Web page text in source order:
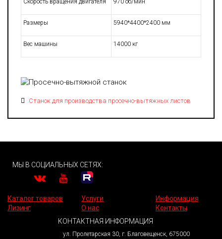
Размеры 5940*4400*2400 мм
Вес машины 14000 кг
Станок для производства просечно-вытяжных листов
МЫ В СОЦИАЛЬНЫХ СЕТЯХ:
Каталог товаров Услуги
Информация
Лизинг
О нас
Контакты
КОНТАКТНАЯ ИНФОРМАЦИЯ
ул. Пролетарская 30, г. Благовещенск, 675000